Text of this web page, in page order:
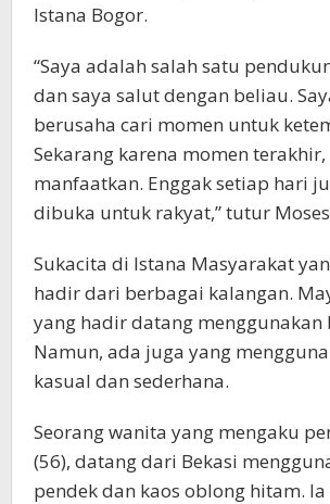
Istana Bogor.
“Saya adalah salah satu
dan saya salut dengan beliau.
berusaha cari momen untuk
Sekarang karena momen terakhir,
manfaatkan. Enggak setiap hari
dibuka untuk rakyat,” tutur Moses
Sukacita di Istana Masyarakat
hadir dari berbagai kalangan.
yang hadir datang menggunakan
Namun, ada juga yang
kasual dan sederhana.
Seorang wanita yang mengaku
(56), datang dari Bekasi
pendek dan kaos oblong hitam.